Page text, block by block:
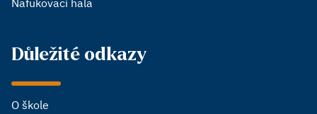
Důležité odkazy
O škole